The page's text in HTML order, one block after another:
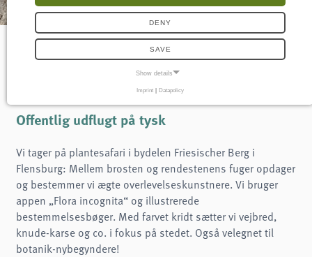
Kampagne #Krautschau
Offentlig udflugt på tysk
Vi tager på plantesafari i bydelen Friesischer Berg i
Flensburg: Mellem brosten og rendestenens fuger opdager
og bestemmer vi ægte overlevelseskunstnere. Vi bruger
appen „Flora incognita“ og illustrerede
bestemmelsesbøger. Med farvet kridt sætter vi vejbred,
knude-karse og co. i fokus på stedet. Også velegnet til
botanik-nybegyndere!
DENY
SAVE
Show details
hjemmesiden fungerer korrekt.
Name:
cookie_consent
Purpose:
Denne cookie gemmer brugerens valgte samtykkeindstillinger.
Cookie duration:
Imprint | Datapolicy